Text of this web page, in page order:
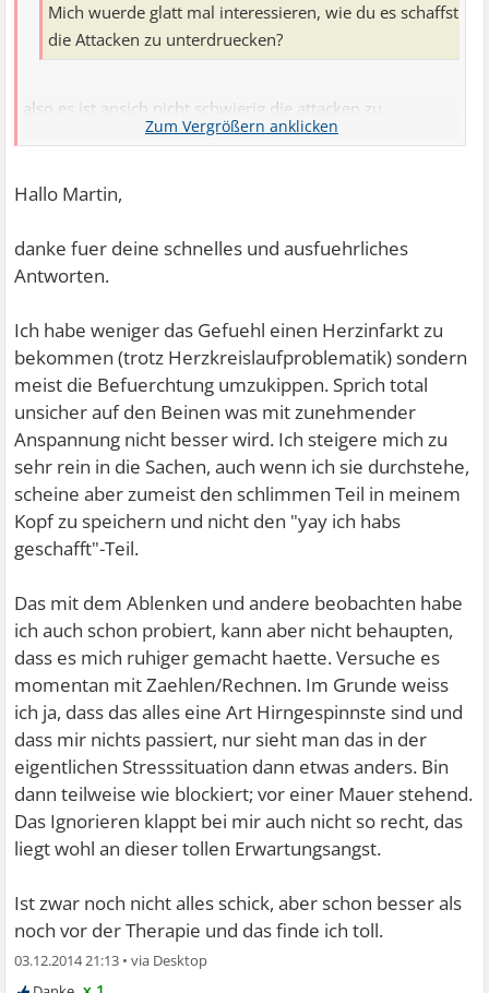
Mich wuerde glatt mal interessieren, wie du es schaffst
die Attacken zu unterdruecken?
also es ist ansich nicht schwierig die attacken zu
unterdrücken wenn du schon die schlimmsten (und das
schlimme gehabt,auch manchmal oder meistens
herzinfarkt.ich hatte dann einige herzuntersuchungen in
der notfallambulanz gehabt und die haben mir mir immer
sein kann.ich hab mir dann bei jedem erneuten anflug
gesagt das nix sein kann,egal wie es sticht und dann
immer versucht mich auf anderes zu konzentrieren,alle
gedanken weg vom körper.das ist echt schwer aber lässt
sich gut trainieren wenn man zum beispiel mit leuten
zusammen ist und es passiert da...man zwingt sich dazu
dann irgendein gespräch anzufangen,einfach über
irgendwas,nur nichts von dem momentanen
gefühlszustand.ich habe gemerkt wie es dann binnen
wirklich einfach die sache hinzunehmen und zu sagen
"ach leck mich"und dann eben die umgebung zu
beobachten und in der tat oft beschriebenes zu
tun,nämlich das gesehen sich nochmals innerlich zu
beschreiben.dann haste was anderes zutun als auf deine
symptome zu hören.jedenfalls klappt das bei mir in 90
prozent der fälle.kaugummi kauen hilft bei mir,entspannt
das gesicht n bisse besser wo man sich eh
verkrampft.wasser trinken...kleine flasche einpacken und
wenn was ankommt bisse dran nippen paar mal.man
schluck nimmt...irgendwie lenkt das eben auch ab. und
nichts vermeiden....wenn man es nicht sofort schafft
aufzustehen dann nicht sagen ich kann es nicht sonderen
einfach halbe stunde später aufraffen,das klappt definitiv!
Hallo Martin,
danke fuer deine schnelles und ausfuehrliches
Antworten.
Ich habe weniger das Gefuehl einen Herzinfarkt zu
bekommen (trotz Herzkreislaufproblematik) sondern
meist die Befuerchtung umzukippen. Sprich total
unsicher auf den Beinen was mit zunehmender
Anspannung nicht besser wird. Ich steigere mich zu
sehr rein in die Sachen, auch wenn ich sie durchstehe,
scheine aber zumeist den schlimmen Teil in meinem
Kopf zu speichern und nicht den "yay ich habs
geschafft"-Teil.
Das mit dem Ablenken und andere beobachten habe
ich auch schon probiert, kann aber nicht behaupten,
dass es mich ruhiger gemacht haette. Versuche es
momentan mit Zaehlen/Rechnen. Im Grunde weiss
ich ja, dass das alles eine Art Hirngespinnste sind und
dass mir nichts passiert, nur sieht man das in der
eigentlichen Stresssituation dann etwas anders. Bin
dann teilweise wie blockiert; vor einer Mauer stehend.
Das Ignorieren klappt bei mir auch nicht so recht, das
liegt wohl an dieser tollen Erwartungsangst.
Ist zwar noch nicht alles schick, aber schon besser als
noch vor der Therapie und das finde ich toll.
03.12.2014 21:13 •